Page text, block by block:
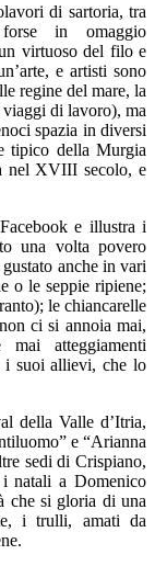
di sartoria, tra
in omaggio
virtuoso del filo e
e artisti sono
regine del mare, la
di lavoro), ma
spazia in diversi
tipico della Murgia
nel XVIII secolo, e
e illustra i
una volta povero
anche in vari
o le seppie ripiene;
le chiancarelle
ci si annoia mai,
atteggiamenti
i suoi allievi, che lo
della Valle d’Itria,
e “Arianna
sedi di Crispiano,
natali a Domenico
che si gloria di una
i trulli, amati da